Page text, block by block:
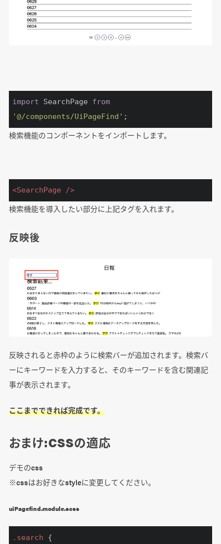
import SearchPage from
'@/components/UiPageFind' ;
検索機能のコンポーネントをインポートします。
<SearchPage />
検索機能を導入したい部分に上記タグを入れます。
反映後
反映されると赤枠のように検索バーが追加されます。検索バ
ーにキーワードを入力すると、そのキーワードを含む関連記
事が表示されます。
ここまでできれば完成です。
おまけ:CSSの適応
デモのcss
※cssはお好きなstyleに変更してください。
uiPagefind.module.scss
.search {